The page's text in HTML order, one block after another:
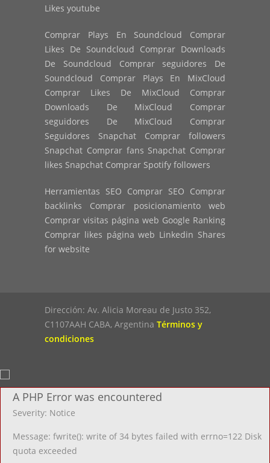
Likes youtube
Comprar Plays En Soundcloud Comprar
Likes De Soundcloud Comprar Downloads
De Soundcloud Comprar seguidores De
Soundcloud Comprar Plays En MixCloud
Comprar Likes De MixCloud Comprar
Downloads De MixCloud Comprar
seguidores De MixCloud Comprar
Seguidores Snapchat Comprar followers
Snapchat Comprar fans Snapchat Comprar
likes Snapchat Comprar Spotify followers
Herramientas SEO Comprar SEO Comprar
backlinks Comprar posicionamiento web
Comprar visitas página web Google Ranking
Comprar likes página web Linkedin Shares
for website
Dirección: Av. Alicia Moreau de Justo 352,
C1107AAH CABA, Argentina Términos y
condiciones
A PHP Error was encountered
Severity: Notice
Message: fwrite(): write of 34 bytes failed with errno=122 Disk
quota exceeded